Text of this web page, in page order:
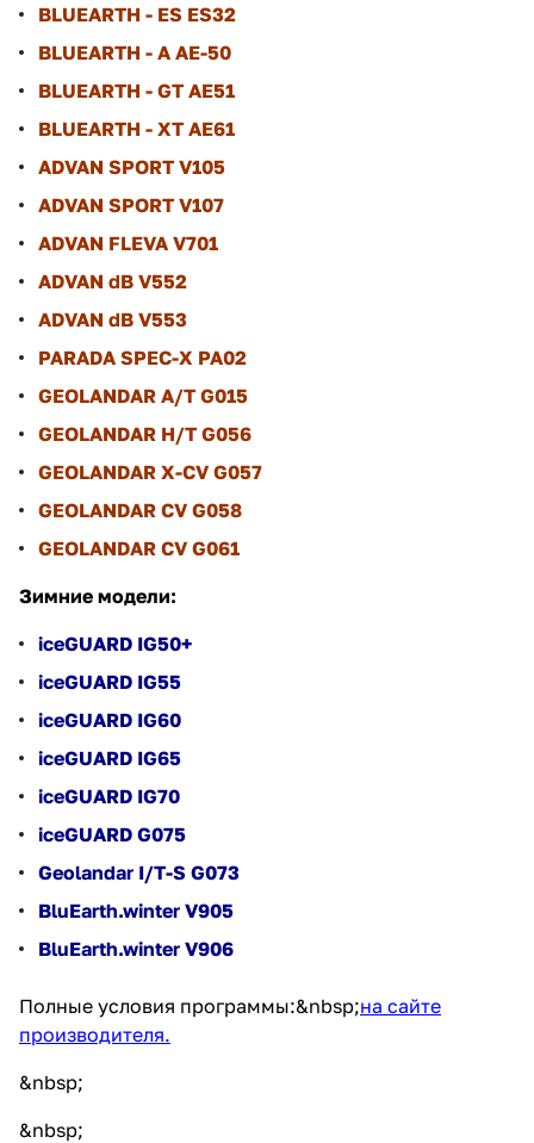
BLUEARTH - ES ES32
BLUEARTH - A AE-50
BLUEARTH - GT AE51
BLUEARTH - XT AE61
ADVAN SPORT V105
ADVAN SPORT V107
ADVAN FLEVA V701
ADVAN dB V552
ADVAN dB V553
PARADA SPEC-X PA02
GEOLANDAR A/T G015
GEOLANDAR H/T G056
GEOLANDAR X-CV G057
GEOLANDAR CV G058
GEOLANDAR CV G061
Зимние модели:
iceGUARD IG50+
iceGUARD IG55
iceGUARD IG60
iceGUARD IG65
iceGUARD IG70
iceGUARD G075
Geolandar I/T-S G073
BluEarth.winter V905
BluEarth.winter V906
Полные условия программы:&nbsp;на сайте
производителя.
&nbsp;
&nbsp;